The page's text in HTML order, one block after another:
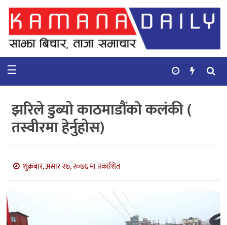
गृहपृष्ठ
समाचार
कुटनिती
कुराकानी
बाणिज्य
सिफारिस
☰
झरिले डुब्यो काठमाडौंको कलंकी (
तस्वीरमा हेर्नुहोस)
शुक्रबार, असार २७, २०७६ मा प्रकाशित